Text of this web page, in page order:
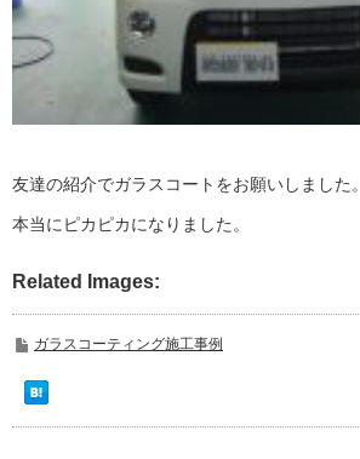
友達の紹介でガラスコートをお願いしました。
本当にピカピカになりました。
Related Images:
ガラスコーティング施工事例